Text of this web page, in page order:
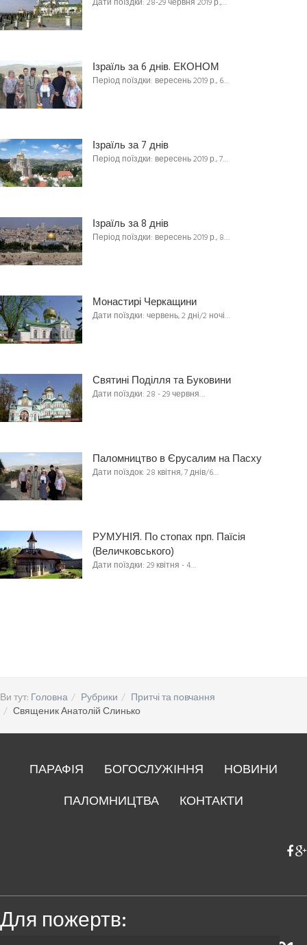
Дати поїздки: 28-29 червня 2019 р.,…
Ізраїль за 6 днів. ЕКОНОМ
Період поїздки: вересень 2019 р., 6…
Ізраїль за 7 днів
Період поїздки: вересень 2019 р., 7…
Ізраїль за 8 днів
Період поїздки: вересень 2019 р., 8…
Монастирі Черкащини
Дати поїздки: червень, 2 дні/2 ночі…
Святині Поділля та Буковини
Дати поїздки: 28 - 29 червня…
Паломництво в Єрусалим на Пасху
Дати поїздок: 28 квітня, 7 днів/6…
РУМУНІЯ. По стопах прп. Паїсія
(Величковського)
Дати поїздки: 29 квітня - 4…
Ви тут: Головна Рубрики
Притчі та повчання
Священик Анатолій Слинько
ПАРАФІЯ БОГОСЛУЖІННЯ
НОВИНИ
ПАЛОМНИЦТВА
КОНТАКТИ
Для пожертв: